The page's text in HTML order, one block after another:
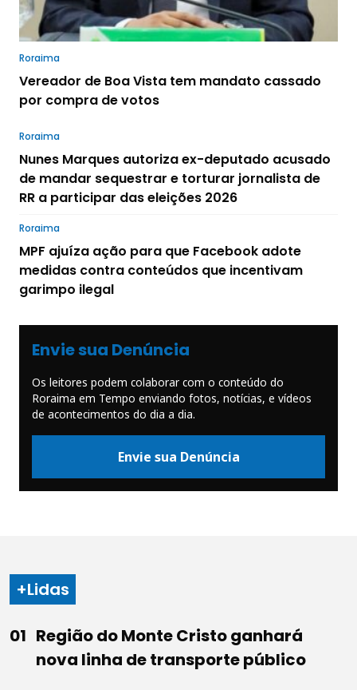
Roraima
Vereador de Boa Vista tem mandato cassado
por compra de votos
Roraima
Nunes Marques autoriza ex-deputado acusado
de mandar sequestrar e torturar jornalista de
RR a participar das eleições 2026
Roraima
MPF ajuíza ação para que Facebook adote
medidas contra conteúdos que incentivam
garimpo ilegal
Envie sua Denúncia
Os leitores podem colaborar com o conteúdo do
Roraima em Tempo enviando fotos, notícias, e vídeos
de acontecimentos do dia a dia.
Envie sua Denúncia
+Lidas
Região do Monte Cristo ganhará
nova linha de transporte público